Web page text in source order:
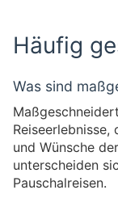
Häufig
Was sind
und Wünsche
unterscheiden
Pauschalreisen.